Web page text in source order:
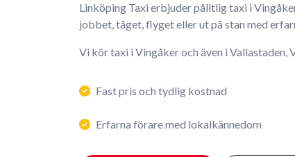
Linköping Taxi erbjuder pålitlig taxi i
jobbet, tåget, flyget eller ut på stan med
Vi kör taxi i Vingåker och även i Vallastaden,
Fast pris och tydlig kostnad
Erfarna förare med lokalkännedom